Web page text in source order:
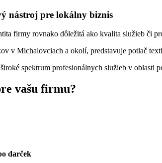
nástroj pre lokálny biznis
firmy rovnako dôležitá ako kvalita služieb či
v Michalovciach a okolí, predstavuje potlač
spektrum profesionálnych služieb v oblasti
vašu firmu?
darček